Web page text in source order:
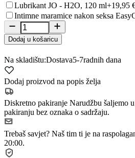
Lubrikant JO - H2O, 120 ml+19,95
Intimne maramice nakon seksa
Dodaj u košaricu
Na skladištu:Dostava5-7radnih dana
Dodaj proizvod na popis želja
Diskretno pakiranje Narudžbu šaljemo
pakiranju bez oznaka o sadržaju.
Trebaš savjet? Naš tim ti je na
20:00.